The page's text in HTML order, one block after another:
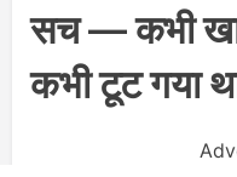
सच — कभी
कभी टूट गया